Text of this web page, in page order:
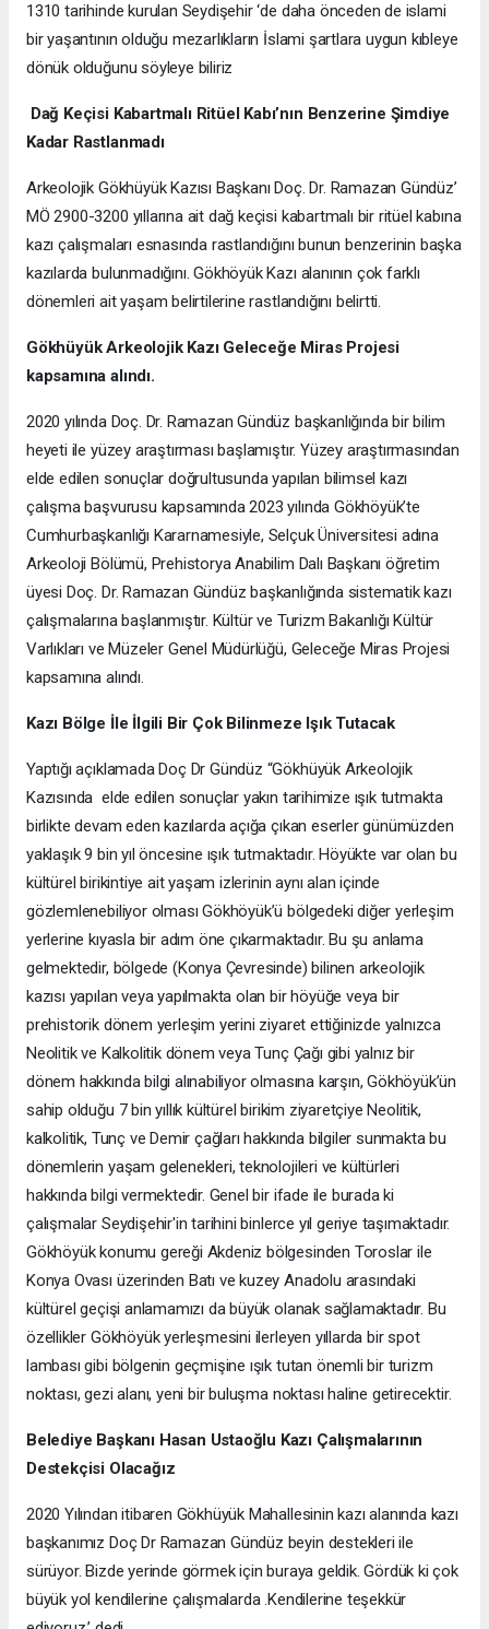
1310 tarihinde kurulan Seydişehir ‘de daha önceden de islami
bir yaşantının olduğu mezarlıkların İslami şartlara uygun kıbleye
dönük olduğunu söyleye biliriz
Dağ Keçisi Kabartmalı Ritüel Kabı’nın Benzerine Şimdiye
Kadar Rastlanmadı
Arkeolojik Gökhüyük Kazısı Başkanı Doç. Dr. Ramazan Gündüz’
MÖ 2900-3200 yıllarına ait dağ keçisi kabartmalı bir ritüel kabına
kazı çalışmaları esnasında rastlandığını bunun benzerinin başka
kazılarda bulunmadığını. Gökhöyük Kazı alanının çok farklı
dönemleri ait yaşam belirtilerine rastlandığını belirtti.
Gökhüyük Arkeolojik Kazı Geleceğe Miras Projesi
kapsamına alındı.
2020 yılında Doç. Dr. Ramazan Gündüz başkanlığında bir bilim
heyeti ile yüzey araştırması başlamıştır. Yüzey araştırmasından
elde edilen sonuçlar doğrultusunda yapılan bilimsel kazı
çalışma başvurusu kapsamında 2023 yılında Gökhöyük’te
Cumhurbaşkanlığı Kararnamesiyle, Selçuk Üniversitesi adına
Arkeoloji Bölümü, Prehistorya Anabilim Dalı Başkanı öğretim
üyesi Doç. Dr. Ramazan Gündüz başkanlığında sistematik kazı
çalışmalarına başlanmıştır. Kültür ve Turizm Bakanlığı Kültür
Varlıkları ve Müzeler Genel Müdürlüğü, Geleceğe Miras Projesi
kapsamına alındı.
Kazı Bölge İle İlgili Bir Çok Bilinmeze Işık Tutacak
Yaptığı açıklamada Doç Dr Gündüz “Gökhüyük Arkeolojik
Kazısında elde edilen sonuçlar yakın tarihimize ışık tutmakta
birlikte devam eden kazılarda açığa çıkan eserler günümüzden
yaklaşık 9 bin yıl öncesine ışık tutmaktadır. Höyükte var olan bu
kültürel birikintiye ait yaşam izlerinin aynı alan içinde
gözlemlenebiliyor olması Gökhöyük’ü bölgedeki diğer yerleşim
yerlerine kıyasla bir adım öne çıkarmaktadır. Bu şu anlama
gelmektedir, bölgede (Konya Çevresinde) bilinen arkeolojik
kazısı yapılan veya yapılmakta olan bir höyüğe veya bir
prehistorik dönem yerleşim yerini ziyaret ettiğinizde yalnızca
Neolitik ve Kalkolitik dönem veya Tunç Çağı gibi yalnız bir
dönem hakkında bilgi alınabiliyor olmasına karşın, Gökhöyük’ün
sahip olduğu 7 bin yıllık kültürel birikim ziyaretçiye Neolitik,
kalkolitik, Tunç ve Demir çağları hakkında bilgiler sunmakta bu
dönemlerin yaşam gelenekleri, teknolojileri ve kültürleri
hakkında bilgi vermektedir. Genel bir ifade ile burada ki
çalışmalar Seydişehir'in tarihini binlerce yıl geriye taşımaktadır.
Gökhöyük konumu gereği Akdeniz bölgesinden Toroslar ile
Konya Ovası üzerinden Batı ve kuzey Anadolu arasındaki
kültürel geçişi anlamamızı da büyük olanak sağlamaktadır. Bu
özellikler Gökhöyük yerleşmesini ilerleyen yıllarda bir spot
lambası gibi bölgenin geçmişine ışık tutan önemli bir turizm
noktası, gezi alanı, yeni bir buluşma noktası haline getirecektir.
Belediye Başkanı Hasan Ustaoğlu Kazı Çalışmalarının
Destekçisi Olacağız
2020 Yılından itibaren Gökhüyük Mahallesinin kazı alanında kazı
başkanımız Doç Dr Ramazan Gündüz beyin destekleri ile
sürüyor. Bizde yerinde görmek için buraya geldik. Gördük ki çok
büyük yol kendilerine çalışmalarda .Kendilerine teşekkür